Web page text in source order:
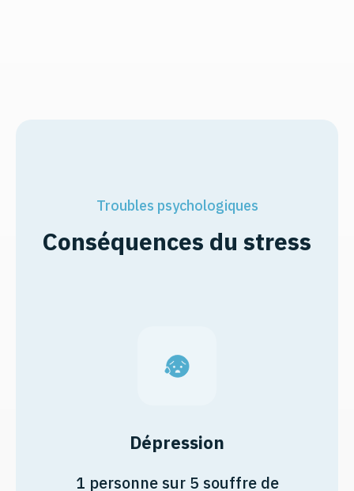
Troubles psychologiques
Conséquences du stress
Dépression
1 personne sur 5 souffre de